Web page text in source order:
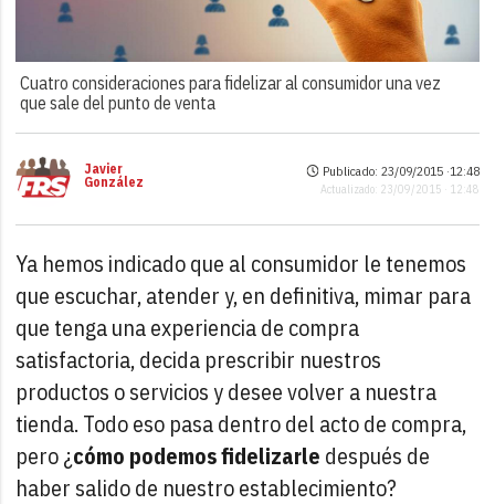
Cuatro consideraciones para fidelizar al consumidor una vez
que sale del punto de venta
Javier
González
Publicado: 23/09/2015 ·12:48
Actualizado: 23/09/2015 · 12:48
Ya hemos indicado que al consumidor le tenemos
que escuchar, atender y, en definitiva, mimar para
que tenga una experiencia de compra
satisfactoria, decida prescribir nuestros
productos o servicios y desee volver a nuestra
tienda. Todo eso pasa dentro del acto de compra,
pero ¿cómo podemos fidelizarle después de
haber salido de nuestro establecimiento?